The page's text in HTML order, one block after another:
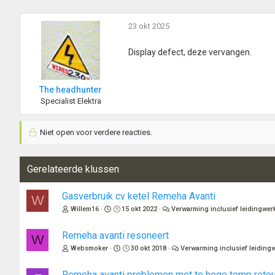
The headhunter
Specialist Elektra
23 okt 2025
Display defect, deze vervangen.
Niet open voor verdere reacties.
Gerelateerde klussen
W Gasverbruik cv ketel Remeha Avanti
Willem16 15 okt 2022 Verwarming inclusief
W Remeha avanti resoneert
Websmoker 30 okt 2018 Verwarming inclusief